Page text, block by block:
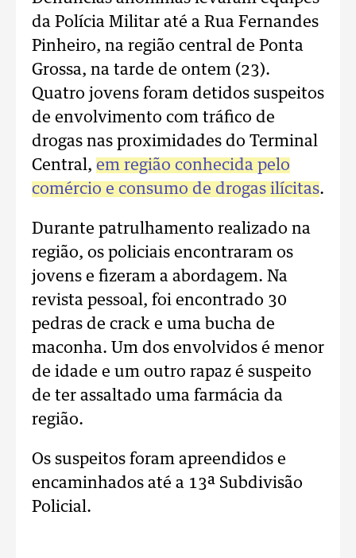
da Polícia Militar até a Rua Fernandes
Pinheiro, na região central de Ponta
Grossa, na tarde de ontem (23).
Quatro jovens foram detidos suspeitos
de envolvimento com tráfico de
drogas nas proximidades do Terminal
Central, em região conhecida pelo
comércio e consumo de drogas ilícitas.
Durante patrulhamento realizado na
região, os policiais encontraram os
jovens e fizeram a abordagem. Na
revista pessoal, foi encontrado 30
pedras de crack e uma bucha de
maconha. Um dos envolvidos é menor
de idade e um outro rapaz é suspeito
de ter assaltado uma farmácia da
região.
Os suspeitos foram apreendidos e
encaminhados até a 13ª Subdivisão
Policial.